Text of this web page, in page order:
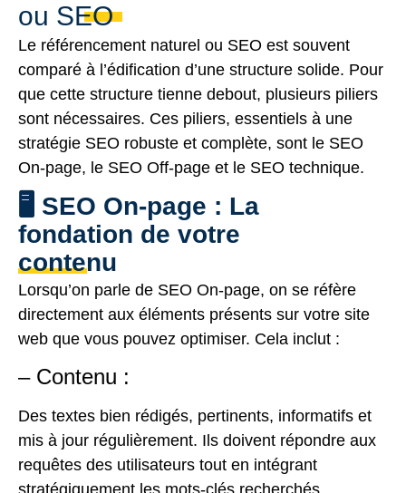
ou SEO
Le référencement naturel ou SEO est souvent
comparé à l’édification d’une structure solide. Pour
que cette structure tienne debout, plusieurs piliers
sont nécessaires. Ces piliers, essentiels à une
stratégie SEO robuste et complète, sont le SEO
On-page, le SEO Off-page et le SEO technique.
🖥️ SEO On-page : La
fondation de votre
contenu
Lorsqu’on parle de SEO On-page, on se réfère
directement aux éléments présents sur votre site
web que vous pouvez optimiser. Cela inclut :
– Contenu :
Des textes bien rédigés, pertinents, informatifs et
mis à jour régulièrement. Ils doivent répondre aux
requêtes des utilisateurs tout en intégrant